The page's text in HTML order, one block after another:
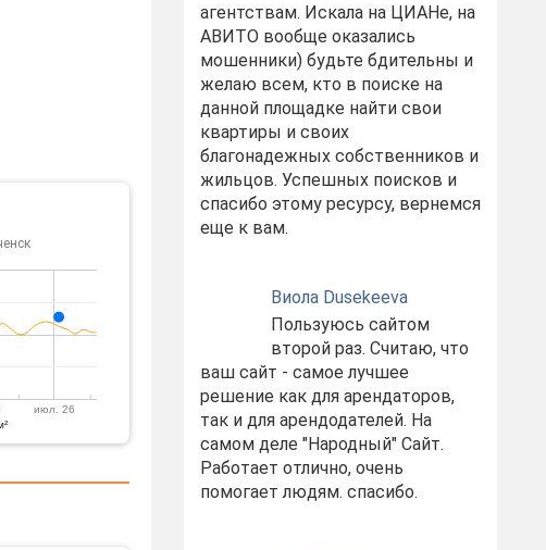
июл. 26
агентствам. Искала на ЦИАНе, на
АВИТО вообще оказались
мошенники) будьте бдительны и
желаю всем, кто в поиске на
данной площадке найти свои
квартиры и своих
благонадежных собственников и
жильцов. Успешных поисков и
спасибо этому ресурсу, вернемся
еще к вам.
Виола Dusekeeva
Пользуюсь сайтом
второй раз. Считаю, что
ваш сайт - самое лучшее
решение как для арендаторов,
так и для арендодателей. На
самом деле "Народный" Сайт.
Работает отлично, очень
помогает людям. спасибо.